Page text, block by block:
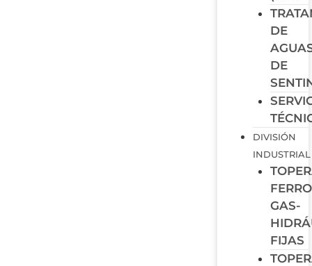
DE
DE
DIVISIÓN
INDUSTRIAL
GAS-
FIJAS